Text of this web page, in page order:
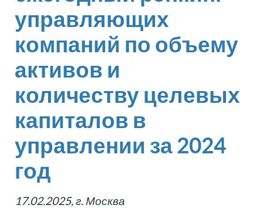
управляющих
компаний по объему
активов и
количеству целевых
капиталов в
управлении за 2024
год
17.02.2025, г. Москва